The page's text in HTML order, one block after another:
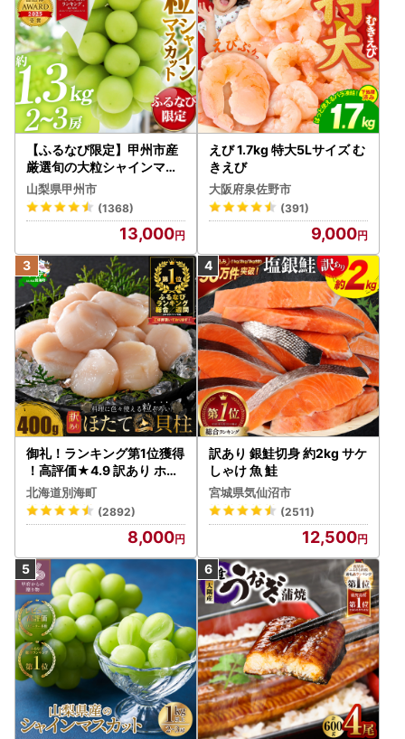
【ふるなび限定】甲州市産
厳選旬の大粒シャインマス
カット 約1.3kg 2～3房【2
026年発送】（MG）B12-
472 FN-Limited-VO シャ
インマスカット フルーツ
山梨県甲州市
(1368)
13,000
えび 1.7kg 特大5Lサイズ む
きえび
大阪府泉佐野市
(391)
9,000
御礼！ランキング第1位獲得
！高評価★4.9 訳あり ホタ
テ 400g（ほたて 帆立 貝柱
冷凍 ）
北海道別海町
(2892)
8,000
訳あり 銀鮭切身 約2kg サケ
しゃけ 魚 鮭
宮城県気仙沼市
(2511)
12,500